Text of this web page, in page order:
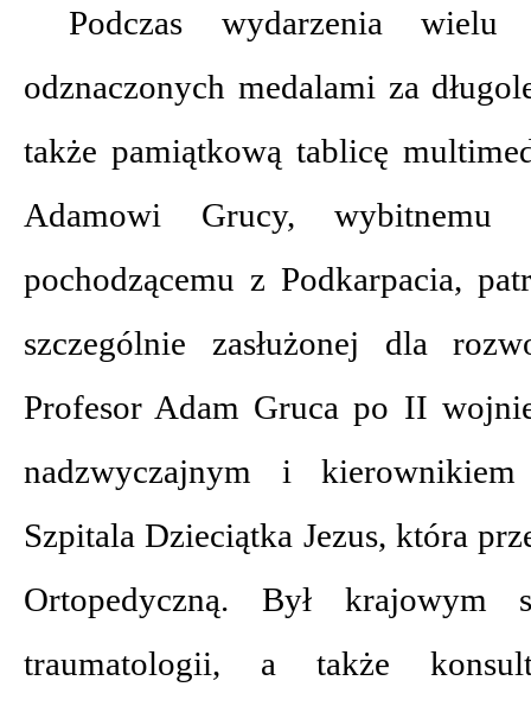
Podczas wydarzenia wielu
odznaczonych medalami za
także pamiątkową tablicę
Adamowi Grucy, wybitnemu
pochodzącemu z Podkarpacia,
szczególnie zasłużonej dla
Profesor Adam Gruca po II
nadzwyczajnym i
Szpitala Dzieciątka Jezus, która
Ortopedyczną. Był krajowym
traumatologii, a także